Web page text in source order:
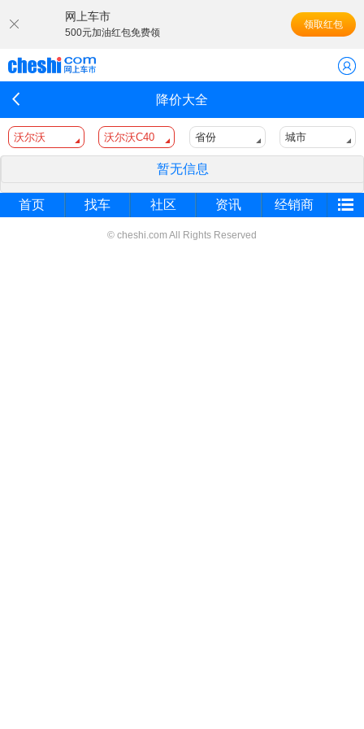
网上车市
500元加油红包免费领
领取红包
降价大全
沃尔沃 沃尔沃C40 省份 城市
暂无信息
首页 找车 社区 资讯 经销商
© cheshi.com All Rights Reserved